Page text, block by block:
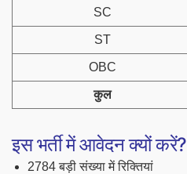
SC
ST
OBC
कुल
इस भर्ती में आवेदन क्यों करें?
2784 बड़ी संख्या में रिक्तियां